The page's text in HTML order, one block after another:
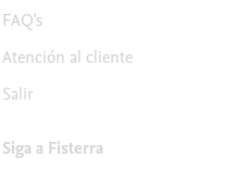
FAQ's
Atención al cliente
Salir
Siga a Fisterra